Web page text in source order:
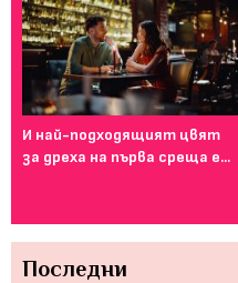
И най-подходящият цвят
за дреха на първа среща е...
Последни